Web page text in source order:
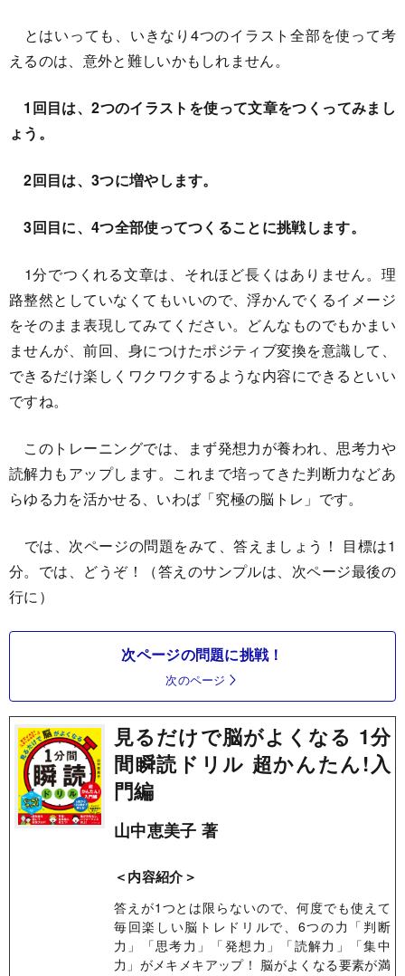
とはいっても、いきなり4つのイラスト全部を使って考
えるのは、意外と難しいかもしれません。
1回目は、2つのイラストを使って文章をつくってみまし
ょう。
2回目は、3つに増やします。
3回目に、4つ全部使ってつくることに挑戦します。
1分でつくれる文章は、それほど長くはありません。理
路整然としていなくてもいいので、浮かんでくるイメージ
をそのまま表現してみてください。どんなものでもかまい
ませんが、前回、身につけたポジティブ変換を意識して、
できるだけ楽しくワクワクするような内容にできるといい
ですね。
このトレーニングでは、まず発想力が養われ、思考力や
読解力もアップします。これまで培ってきた判断力などあ
らゆる力を活かせる、いわば「究極の脳トレ」です。
では、次ページの問題をみて、答えましょう！ 目標は1
分。では、どうぞ！（答えのサンプルは、次ページ最後の
行に）
次ページの問題に挑戦！
次のページ
見るだけで脳がよくなる 1分
間瞬読ドリル 超かんたん!入
門編
山中恵美子 著
＜内容紹介＞
答えが1つとは限らないので、何度でも使えて
毎回楽しい脳トレドリルで、6つの力「判断
力」「思考力」「発想力」「読解力」「集中
力」がメキメキアップ！ 脳がよくなる要素が満